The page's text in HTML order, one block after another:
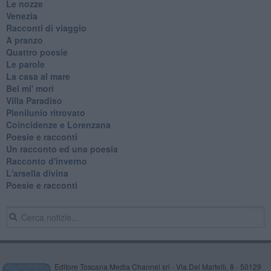
Le nozze
Venezia
Racconti di viaggio
A pranzo
Quattro poesie
Le parole
La casa al mare
Bel mi' morì
Villa Paradiso
Plenilunio ritrovato
Coincidenze e Lorenzana
Poesie e racconti
Un racconto ed una poesia
Racconto d'inverno
​L'arsella divina
Poesie e racconti
Editore Toscana Media Channel srl - Via Dei Martelli, 8 - 50129